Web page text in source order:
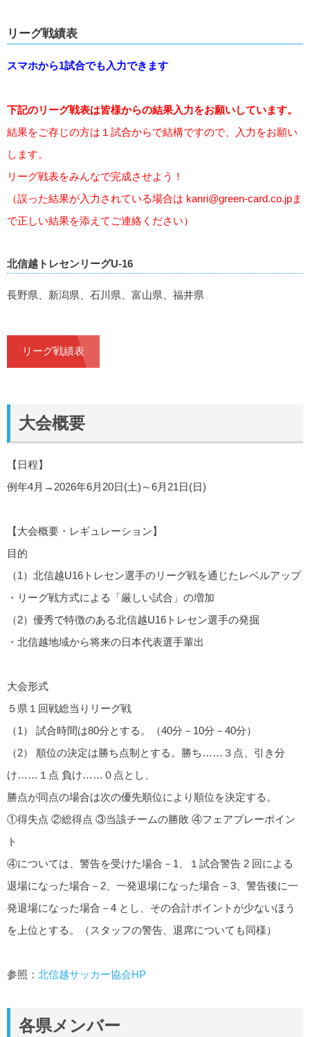
リーグ戦績表
スマホから1試合でも入力できます
下記のリーグ戦表は皆様からの結果入力をお願いしています。
結果をご存じの方は１試合からで結構ですので、入力をお願い
します。
リーグ戦表をみんなで完成させよう！
（誤った結果が入力されている場合は kanri@green-card.co.jpま
で正しい結果を添えてご連絡ください）
北信越トレセンリーグU-16
長野県、新潟県、石川県、富山県、福井県
リーグ戦績表
大会概要
【日程】
例年4月→2026年6月20日(土)～6月21日(日)
【大会概要・レギュレーション】
目的
（1）北信越U16トレセン選手のリーグ戦を通じたレベルアップ
・リーグ戦方式による「厳しい試合」の増加
（2）優秀で特徴のある北信越U16トレセン選手の発掘
・北信越地域から将来の日本代表選手輩出
大会形式
５県１回戦総当りリーグ戦
（1） 試合時間は80分とする。（40分－10分－40分）
（2） 順位の決定は勝ち点制とする。勝ち……３点、引き分
け……１点 負け……０点とし、
勝点が同点の場合は次の優先順位により順位を決定する。
①得失点 ②総得点 ③当該チームの勝敗 ④フェアプレーポイン
ト
④については、警告を受けた場合－1、１試合警告 2 回による
退場になった場合－2、一発退場になった場合－3、警告後に一
発退場になった場合－4 とし、その合計ポイントが少ないほう
を上位とする。（スタッフの警告、退席についても同様）
参照： 北信越サッカー協会HP
各県メンバー